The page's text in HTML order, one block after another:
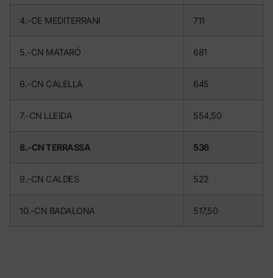
4.-CE MEDITERRANI 711
5.-CN MATARÓ 681
6.-CN CALELLA 645
7.-CN LLEIDA 554,50
8.-CN TERRASSA 536
9.-CN CALDES 522
10.-CN BADALONA 517,50